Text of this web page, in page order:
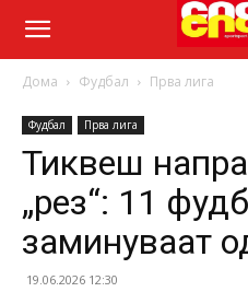
Дома Фудбал Прва лига
Фудбал Прва лига
Тиквеш
„рез“: 11
заминуваат
19.06.2026 12:30